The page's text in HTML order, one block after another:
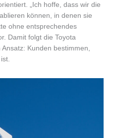
„Ich hoffe, dass wir die
können, in denen sie
ohne entsprechendes
Damit folgt die Toyota
Kunden bestimmen,